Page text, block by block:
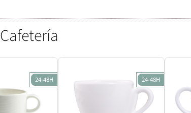
24-48H 24-48H